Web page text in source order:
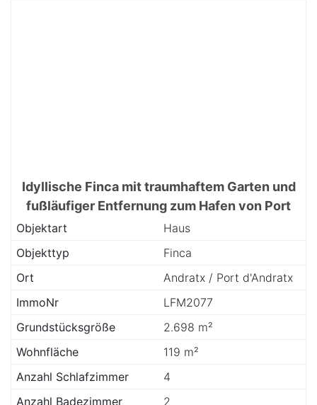
Idyllische Finca mit traumhaftem Garten und
fußläufiger Entfernung zum Hafen von Port
Andratx
Objektart
Haus
Objekttyp
Finca
Ort
Andratx / Port d'Andratx
ImmoNr
LFM2077
Grundstücksgröße
2.698 m²
Wohnfläche
119 m²
Anzahl Schlafzimmer
4
Anzahl Badezimmer
2